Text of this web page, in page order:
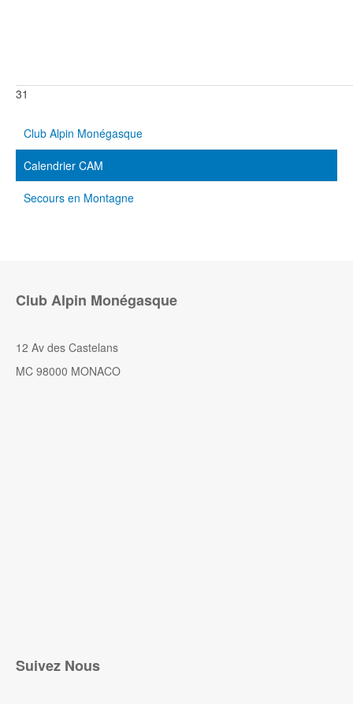
31
Club Alpin Monégasque
Calendrier CAM
Secours en Montagne
Club Alpin Monégasque
12 Av des Castelans
MC 98000 MONACO
Suivez Nous